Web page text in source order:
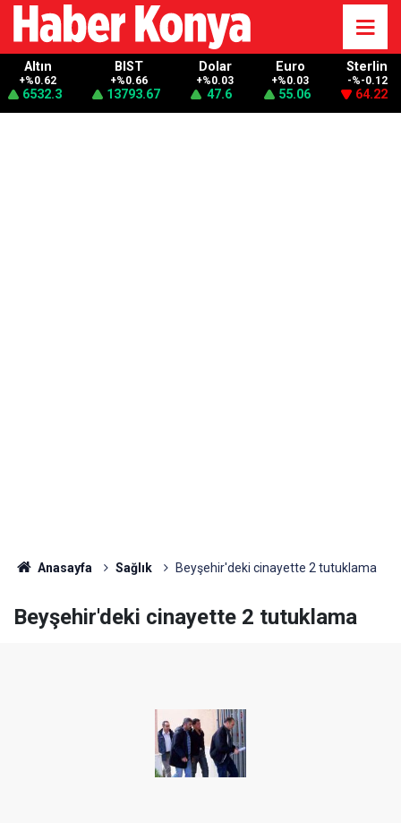
Altın
+%0.62
6532.3
BIST
+%0.66
13793.67
Dolar
+%0.03
47.6
Euro
+%0.03
55.06
Sterlin
-%-0.12
64.22
Anasayfa Sağlık Beyşehir'deki cinayette 2 tutuklama
Beyşehir'deki cinayette 2 tutuklama